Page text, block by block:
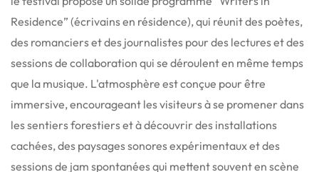
Residence” (écrivains en résidence), qui réunit des poètes,
des romanciers et des journalistes pour des lectures et des
sessions de collaboration qui se déroulent en même temps
que la musique. L'atmosphère est conçue pour être
immersive, encourageant les visiteurs à se promener dans
les sentiers forestiers et à découvrir des installations
cachées, des paysages sonores expérimentaux et des
sessions de jam spontanées qui mettent souvent en scène